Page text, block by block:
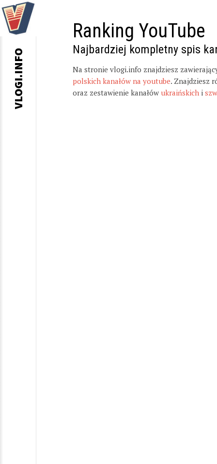
Ranking YouTube
Najbardziej kompletny spis
Na stronie vlogi.info znajdziesz
polskich kanałów na youtube. Znajdziesz
oraz zestawienie kanałów ukraińskich i
VLOGI.INFO